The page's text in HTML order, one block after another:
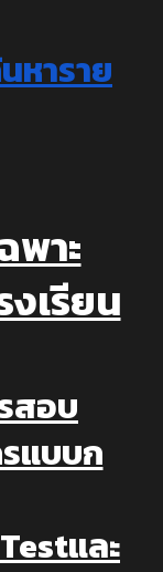
หาราย
พาะ
เรียน
สอบ
แบบก
และ